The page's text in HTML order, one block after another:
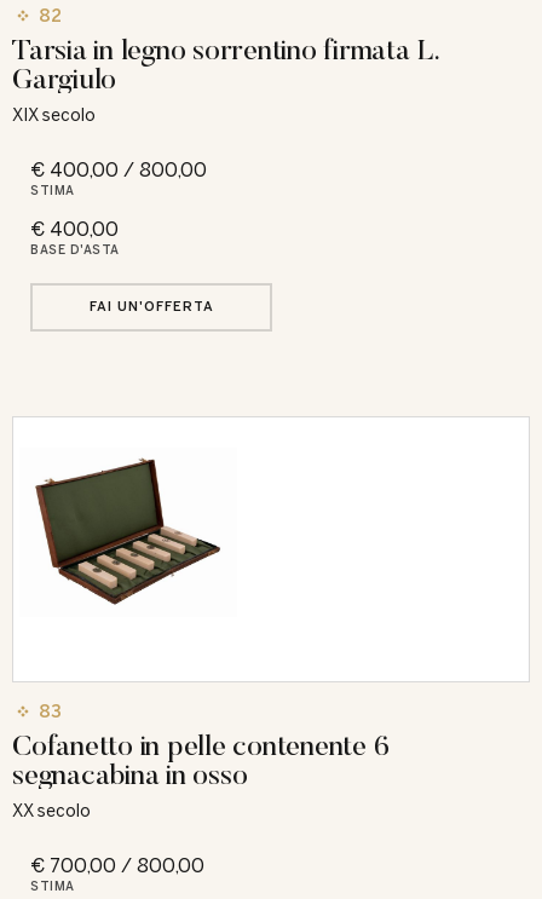
82
Tarsia in legno sorrentino firmata L.
Gargiulo
XIX secolo
€ 400,00 / 800,00
STIMA
€ 400,00
BASE D'ASTA
FAI UN'OFFERTA
83
Cofanetto in pelle contenente 6
segnacabina in osso
XX secolo
€ 700,00 / 800,00
STIMA